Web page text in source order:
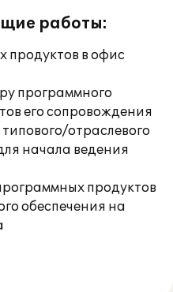
работы:
продуктов в офис
программного
его сопровождения
отраслевого
начала ведения
продуктов
обеспечения на